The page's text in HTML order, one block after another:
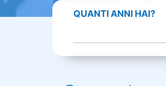
QUANTI ANNI HAI?